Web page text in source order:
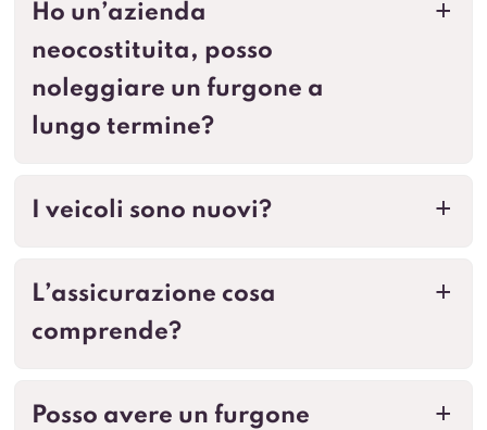
a
Ho un’azienda
neocostituita, posso
noleggiare un furgone a
lungo termine?
a
I veicoli sono nuovi?
a
L’assicurazione cosa
comprende?
a
Posso avere un furgone